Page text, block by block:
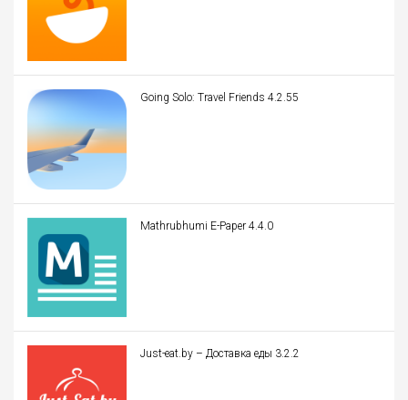
Going Solo: Travel Friends 4.2.55
Mathrubhumi E-Paper 4.4.0
Just-eat.by – Доставка еды 3.2.2